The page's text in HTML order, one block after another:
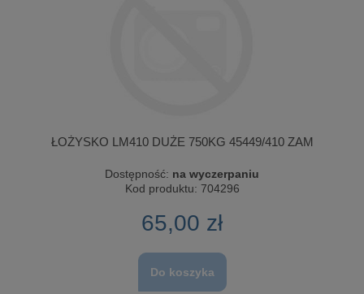
ŁOŻYSKO LM410 DUŻE 750KG 45449/410 ZAM
Dostępność: na wyczerpaniu
Kod produktu: 704296
65,00 zł
Do koszyka